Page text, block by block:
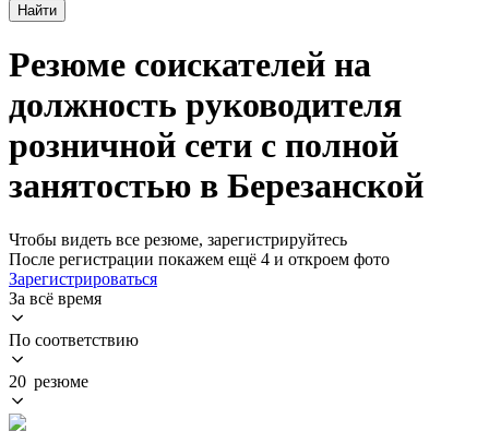
Найти
Резюме соискателей на
должность руководителя
розничной сети с полной
занятостью в Березанской
Чтобы видеть все резюме, зарегистрируйтесь
После регистрации покажем ещё 4 и откроем фото
Зарегистрироваться
За всё время
По соответствию
20 резюме